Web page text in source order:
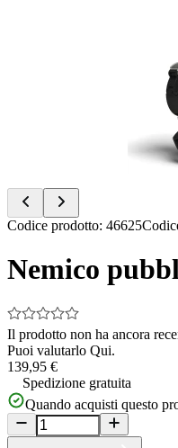
Item
of
11
Codice prodotto: 46625
Nemico
Il prodotto non ha ancora
Puoi valutarlo Qui.
139,95 €
Spedizione gratuita
Quando acquisti questo